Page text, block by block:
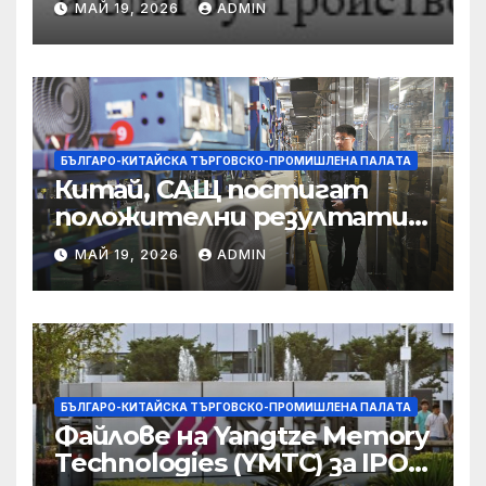
съсредоточи върху
борбата с
корпоративната
престъпност
МАЙ 19, 2026 ADMIN
БЪЛГАРО-КИТАЙСКА ТЪРГОВСКО-ПРОМИШЛЕНА ПАЛAТА
Китай, САЩ постигат
положителни резултати в
икономическите и
търговски консултации:
министерство
МАЙ 19, 2026 ADMIN
БЪЛГАРО-КИТАЙСКА ТЪРГОВСКО-ПРОМИШЛЕНА ПАЛAТА
Файлове на Yangtze Memory
Technologies (YMTC) за IPO